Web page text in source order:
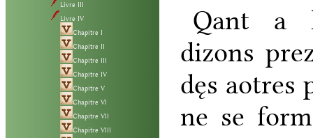
Livre III
Livre IV
Chapitre I
Chapitre II
Chapitre III
Chapitre IV
Chapitre V
Chapitre VI
Chapitre VII
Chapitre VIII
Qant
a
dizons
dęs aotres
ne se